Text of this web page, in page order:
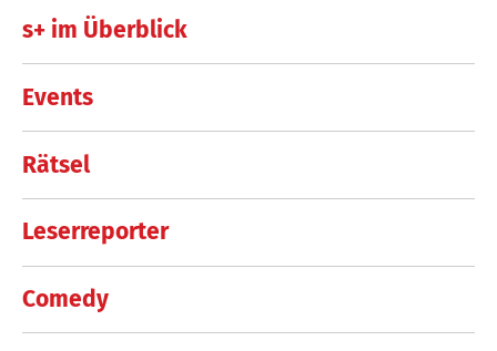
s+ im Überblick
Events
Rätsel
Leserreporter
Comedy